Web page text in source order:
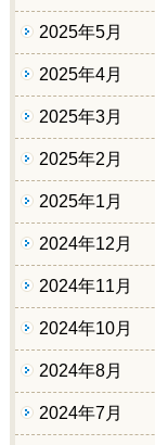
2025年5月
2025年4月
2025年3月
2025年2月
2025年1月
2024年12月
2024年11月
2024年10月
2024年8月
2024年7月